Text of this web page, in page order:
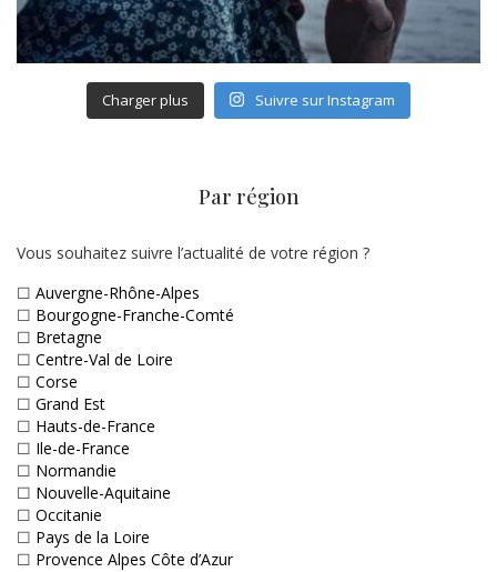
Charger plus Suivre sur Instagram
Par région
Vous souhaitez suivre l’actualité de votre région ?
☐ Auvergne-Rhône-Alpes
☐ Bourgogne-Franche-Comté
☐ Bretagne
☐ Centre-Val de Loire
☐ Corse
☐ Grand Est
☐ Hauts-de-France
☐ Ile-de-France
☐ Normandie
☐ Nouvelle-Aquitaine
☐ Occitanie
☐ Pays de la Loire
☐ Provence Alpes Côte d’Azur